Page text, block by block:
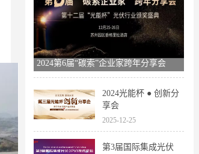
2024第6届“碳索”企业家跨年分享会
2024光能杯 ● 创新分
享会
2025-12-25
第3届国际集成光伏